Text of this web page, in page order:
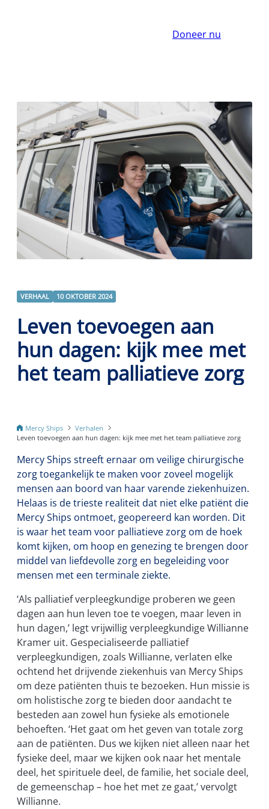
Doneer nu
VERHAAL 10 OKTOBER 2024
Leven toevoegen aan
hun dagen: kijk mee met
het team palliatieve zorg
Mercy Ships
Verhalen
Leven toevoegen aan hun dagen: kijk mee met het team palliatieve zorg
Mercy Ships streeft ernaar om veilige chirurgische
zorg toegankelijk te maken voor zoveel mogelijk
mensen aan boord van haar varende ziekenhuizen.
Helaas is de trieste realiteit dat niet elke patiënt die
Mercy Ships ontmoet, geopereerd kan worden. Dit
is waar het team voor palliatieve zorg om de hoek
komt kijken, om hoop en genezing te brengen door
middel van liefdevolle zorg en begeleiding voor
mensen met een terminale ziekte.
‘Als palliatief verpleegkundige proberen we geen
dagen aan hun leven toe te voegen, maar leven in
hun dagen,’ legt vrijwillig verpleegkundige Willianne
Kramer uit. Gespecialiseerde palliatief
verpleegkundigen, zoals Willianne, verlaten elke
ochtend het drijvende ziekenhuis van Mercy Ships
om deze patiënten thuis te bezoeken. Hun missie is
om holistische zorg te bieden door aandacht te
besteden aan zowel hun fysieke als emotionele
behoeften. ‘Het gaat om het geven van totale zorg
aan de patiënten. Dus we kijken niet alleen naar het
fysieke deel, maar we kijken ook naar het mentale
deel, het spirituele deel, de familie, het sociale deel,
de gemeenschap – hoe het met ze gaat,’ vervolgt
Willianne.